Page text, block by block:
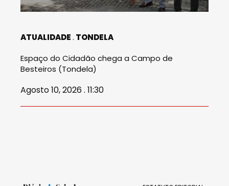
ATUALIDADE TONDELA
Espaço do Cidadão chega a Campo de
Besteiros (Tondela)
Agosto 10, 2026 . 11:30